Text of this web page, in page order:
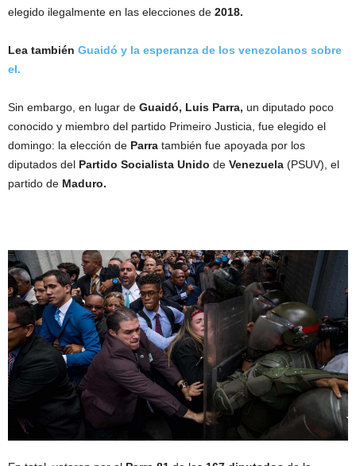
elegido ilegalmente en las elecciones de 2018.
Lea también Guaidó y la esperanza de los venezolanos sobre
el.
Sin embargo, en lugar de Guaidó, Luis Parra, un diputado poco
conocido y miembro del partido Primeiro Justicia, fue elegido el
domingo: la elección de Parra también fue apoyada por los
diputados del Partido Socialista Unido de Venezuela (PSUV), el
partido de Maduro.